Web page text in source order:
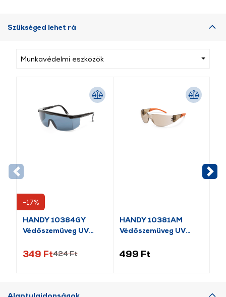
Szükséged lehet rá
Munkavédelmi eszközök
-17%
HANDY 10384GY
Védőszemüveg UV
349 Ft424 Ft
HANDY 10381AM
Védőszemüveg UV
499 Ft
Alaptulajdonságok